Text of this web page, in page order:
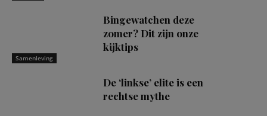
Samenleving
Bingewatchen deze
zomer? Dit zijn onze
kijktips
De ‘linkse’ elite is een
rechtse mythe